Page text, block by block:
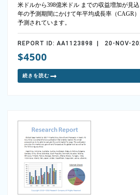
米ドルから398億米ドル までの収益増加が見込
年の予測期間にかけて年平均成長率（CAGR
予測されています。
REPORT ID: AA1123898 | 20-NOV-
$4500
続きを読む